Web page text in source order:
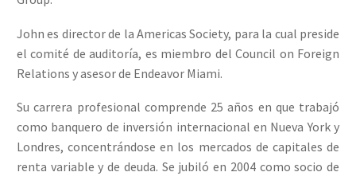
John es director de la Americas Society, para la cual preside
el comité de auditoría, es miembro del Council on Foreign
Relations y asesor de Endeavor Miami.
Su carrera profesional comprende 25 años en que trabajó
como banquero de inversión internacional en Nueva York y
Londres, concentrándose en los mercados de capitales de
renta variable y de deuda. Se jubiló en 2004 como socio de